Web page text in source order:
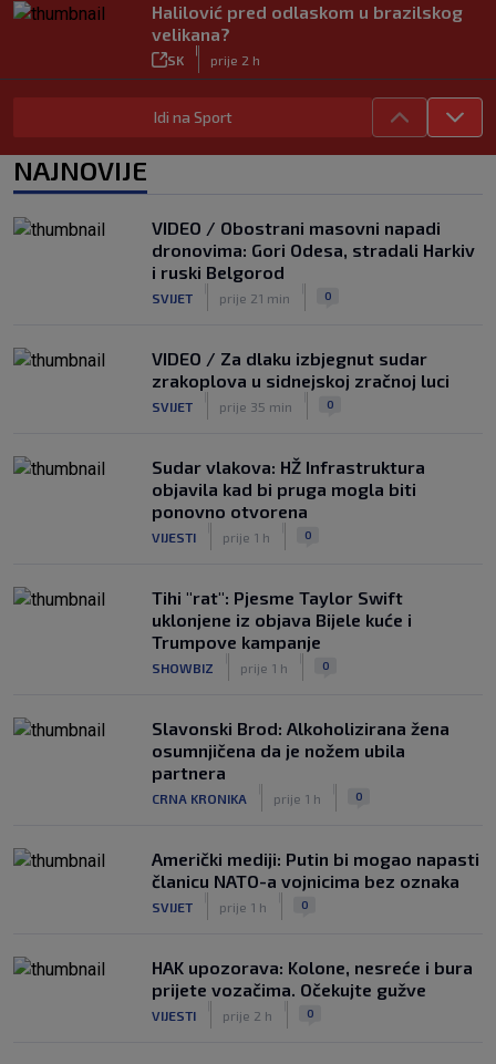
Halilović pred odlaskom u brazilskog
velikana?
SK prije 2 h
Carević nakon drugog poraza: ‘Ne
mogu biti ljutit, ovo nam mora biti
|
zadovoljni, tražimo stopera
SK prije 3 h
Zekić sasuo kritike nakon remija: ‘O
problemima možemo pričati tri dana’
Idi na Sport
NAJNOVIJE
VIDEO / Obostrani masovni napadi
dronovima: Gori Odesa, stradali Harkiv
i ruski Belgorod
SVIJET prije 21 min 0
VIDEO / Za dlaku izbjegnut sudar
zrakoplova u sidnejskoj zračnoj luci
SVIJET prije 35 min 0
Sudar vlakova: HŽ Infrastruktura
objavila kad bi pruga mogla biti
ponovno otvorena
VIJESTI prije 1 h 0
Tihi "rat": Pjesme Taylor Swift
uklonjene iz objava Bijele kuće i
Trumpove kampanje
SHOWBIZ prije 1 h 0
Slavonski Brod: Alkoholizirana žena
osumnjičena da je nožem ubila
partnera
CRNA KRONIKA prije 1 h 0
Američki mediji: Putin bi mogao napasti
članicu NATO-a vojnicima bez oznaka
SVIJET prije 1 h 0
HAK upozorava: Kolone, nesreće i bura
prijete vozačima. Očekujte gužve
VIJESTI prije 2 h 0